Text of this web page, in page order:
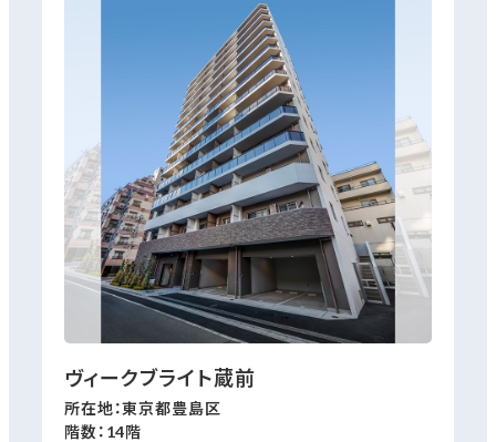
ヴィークブライト蔵前
所在地：東京都豊島区
階数：14階